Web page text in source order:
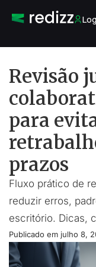
Revisão
para
prazos
Fluxo prático de
reduzir erros,
escritório. Dicas,
Publicado em julho 8,